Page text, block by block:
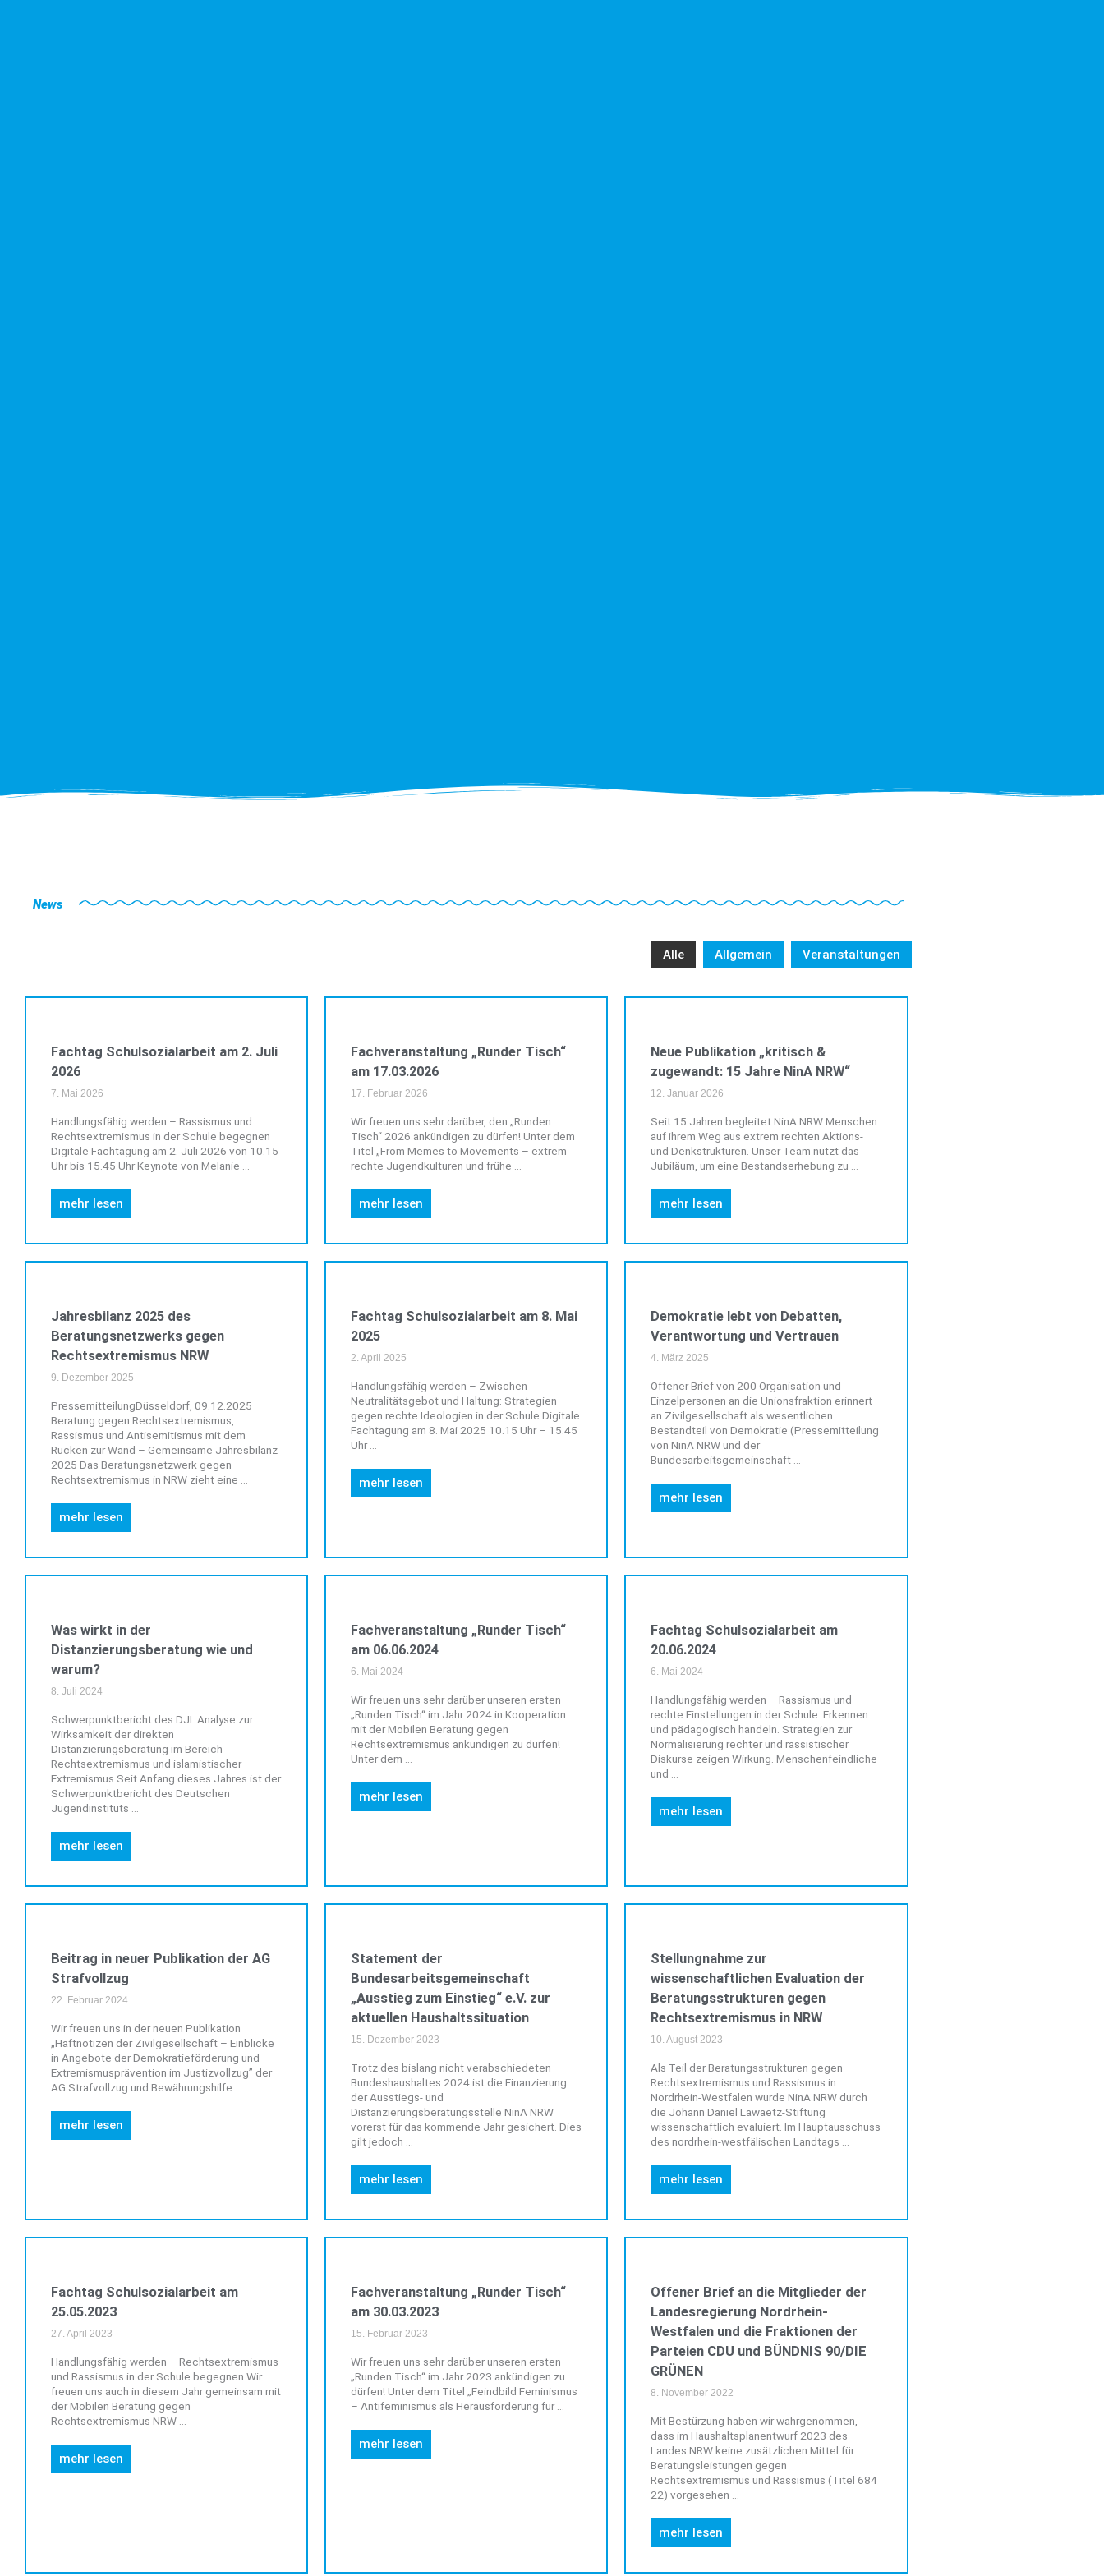
News
Alle Allgemein Veranstaltungen
Fachtag Schulsozialarbeit am 2. Juli
2026
7. Mai 2026
Handlungsfähig werden – Rassismus und
Rechtsextremismus in der Schule begegnen
Digitale Fachtagung am 2. Juli 2026 von 10.15
Uhr bis 15.45 Uhr Keynote von Melanie ...
mehr lesen
Fachveranstaltung „Runder Tisch“
am 17.03.2026
17. Februar 2026
Wir freuen uns sehr darüber, den „Runden
Tisch“ 2026 ankündigen zu dürfen! Unter dem
Titel „From Memes to Movements – extrem
rechte Jugendkulturen und frühe ...
mehr lesen
Neue Publikation „kritisch &
zugewandt: 15 Jahre NinA NRW“
12. Januar 2026
Seit 15 Jahren begleitet NinA NRW Menschen
auf ihrem Weg aus extrem rechten Aktions-
und Denkstrukturen. Unser Team nutzt das
Jubiläum, um eine Bestandserhebung zu ...
mehr lesen
Jahresbilanz 2025 des
Beratungsnetzwerks gegen
Rechtsextremismus NRW
9. Dezember 2025
PressemitteilungDüsseldorf, 09.12.2025
Beratung gegen Rechtsextremismus,
Rassismus und Antisemitismus mit dem
Rücken zur Wand – Gemeinsame Jahresbilanz
2025 Das Beratungsnetzwerk gegen
Rechtsextremismus in NRW zieht eine ...
mehr lesen
Fachtag Schulsozialarbeit am 8. Mai
2025
2. April 2025
Handlungsfähig werden – Zwischen
Neutralitätsgebot und Haltung: Strategien
gegen rechte Ideologien in der Schule Digitale
Fachtagung am 8. Mai 2025 10.15 Uhr – 15.45
Uhr ...
mehr lesen
Demokratie lebt von Debatten,
Verantwortung und Vertrauen
4. März 2025
Offener Brief von 200 Organisation und
Einzelpersonen an die Unionsfraktion erinnert
an Zivilgesellschaft als wesentlichen
Bestandteil von Demokratie (Pressemitteilung
von NinA NRW und der
Bundesarbeitsgemeinschaft ...
mehr lesen
Was wirkt in der
Distanzierungsberatung wie und
warum?
8. Juli 2024
Schwerpunktbericht des DJI: Analyse zur
Wirksamkeit der direkten
Distanzierungsberatung im Bereich
Rechtsextremismus und islamistischer
Extremismus Seit Anfang dieses Jahres ist der
Schwerpunktbericht des Deutschen
Jugendinstituts ...
mehr lesen
Fachveranstaltung „Runder Tisch“
am 06.06.2024
6. Mai 2024
Wir freuen uns sehr darüber unseren ersten
„Runden Tisch“ im Jahr 2024 in Kooperation
mit der Mobilen Beratung gegen
Rechtsextremismus ankündigen zu dürfen!
Unter dem ...
mehr lesen
Fachtag Schulsozialarbeit am
20.06.2024
6. Mai 2024
Handlungsfähig werden – Rassismus und
rechte Einstellungen in der Schule. Erkennen
und pädagogisch handeln. Strategien zur
Normalisierung rechter und rassistischer
Diskurse zeigen Wirkung. Menschenfeindliche
und ...
mehr lesen
Beitrag in neuer Publikation der AG
Strafvollzug
22. Februar 2024
Wir freuen uns in der neuen Publikation
„Haftnotizen der Zivilgesellschaft – Einblicke
in Angebote der Demokratieförderung und
Extremismusprävention im Justizvollzug” der
AG Strafvollzug und Bewährungshilfe ...
mehr lesen
Statement der
Bundesarbeitsgemeinschaft
„Ausstieg zum Einstieg“ e.V. zur
aktuellen Haushaltssituation
15. Dezember 2023
Trotz des bislang nicht verabschiedeten
Bundeshaushaltes 2024 ist die Finanzierung
der Ausstiegs- und
Distanzierungsberatungsstelle NinA NRW
vorerst für das kommende Jahr gesichert. Dies
gilt jedoch ...
mehr lesen
Stellungnahme zur
wissenschaftlichen Evaluation der
Beratungsstrukturen gegen
Rechtsextremismus in NRW
10. August 2023
Als Teil der Beratungsstrukturen gegen
Rechtsextremismus und Rassismus in
Nordrhein-Westfalen wurde NinA NRW durch
die Johann Daniel Lawaetz-Stiftung
wissenschaftlich evaluiert. Im Hauptausschuss
des nordrhein-westfälischen Landtags ...
mehr lesen
Fachtag Schulsozialarbeit am
25.05.2023
27. April 2023
Handlungsfähig werden – Rechtsextremismus
und Rassismus in der Schule begegnen Wir
freuen uns auch in diesem Jahr gemeinsam mit
der Mobilen Beratung gegen
Rechtsextremismus NRW ...
mehr lesen
Fachveranstaltung „Runder Tisch“
am 30.03.2023
15. Februar 2023
Wir freuen uns sehr darüber unseren ersten
„Runden Tisch“ im Jahr 2023 ankündigen zu
dürfen! Unter dem Titel „Feindbild Feminismus
– Antifeminismus als Herausforderung für ...
mehr lesen
Offener Brief an die Mitglieder der
Landesregierung Nordrhein-
Westfalen und die Fraktionen der
Parteien CDU und BÜNDNIS 90/DIE
GRÜNEN
8. November 2022
Mit Bestürzung haben wir wahrgenommen,
dass im Haushaltsplanentwurf 2023 des
Landes NRW keine zusätzlichen Mittel für
Beratungsleistungen gegen
Rechtsextremismus und Rassismus (Titel 684
22) vorgesehen ...
mehr lesen